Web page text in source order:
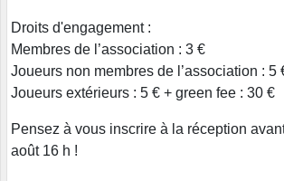
Droits d'engagement :
Membres de l’association : 3 €
Joueurs non membres de l’association : 5
Joueurs extérieurs : 5 € + green fee : 30 €
Pensez à vous inscrire à la réception
août 16 h !